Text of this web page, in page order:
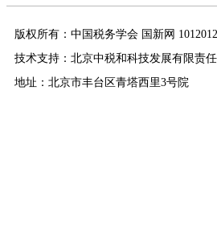
版权所有：中国税务学会 国新网
技术支持：北京中税和科技发展有限责任
地址：北京市丰台区青塔西里3号院